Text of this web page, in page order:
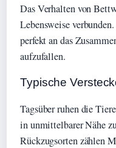
Das Verhalten von
Lebensweise
perfekt an das
aufzufallen.
Typische
Tagsüber ruhen die
in unmittelbarer Nähe
Rückzugsorten zählen